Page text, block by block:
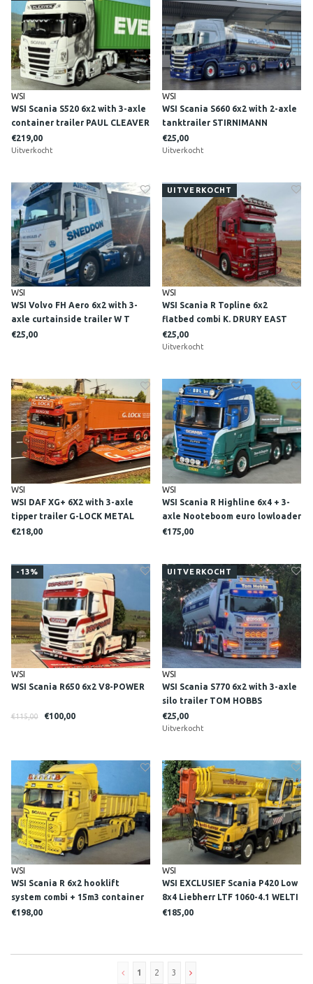
WSI
WSI Scania S520 6x2 with 3-axle
container trailer PAUL CLEAVER
Suffolk England
€219,00
Uitverkocht
WSI
WSI Scania S660 6x2 with 2-axle
tanktrailer STIRNIMANN
€25,00
Uitverkocht
WSI
WSI Volvo FH Aero 6x2 with 3-
axle curtainside trailer W T
SNEDDON & SONS
€25,00
UITVERKOCHT
WSI
WSI Scania R Topline 6x2
flatbed combi K. DRURY EAST
SUSSEX
€25,00
Uitverkocht
WSI
WSI DAF XG+ 6X2 with 3-axle
tipper trailer G-LOCK METAL
PROCESSORS NORTH WALES
€218,00
WSI
WSI Scania R Highline 6x4 + 3-
axle Nooteboom euro lowloader
RENS DE BRUIJN "BRL"
€175,00
-13%
WSI
WSI Scania R650 6x2 V8-POWER
€115,00 €100,00
UITVERKOCHT
WSI
WSI Scania S770 6x2 with 3-axle
silo trailer TOM HOBBS
€25,00
Uitverkocht
WSI
WSI Scania R 6x2 hooklift
system combi + 15m3 container
ALEX BROUWER
€198,00
WSI
WSI EXCLUSIEF Scania P420 Low
8x4 Liebherr LTF 1060-4.1 WELTI
FURRER
€185,00
1 2 3